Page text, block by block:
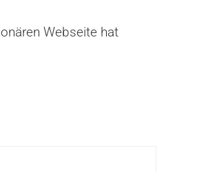
Webseite hat